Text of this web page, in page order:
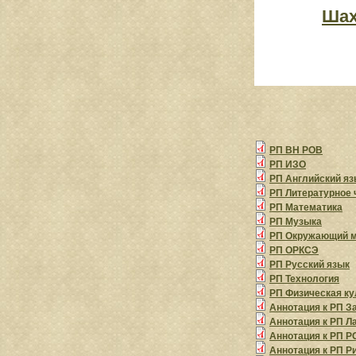
РП ВН РОВ
РП ИЗО
РП Английский
РП Литературное
РП Математика
РП Музыка
РП Окружающий
РП ОРКСЭ
РП Русский язык
РП Технология
РП Физическая
Аннотация к РП
Аннотация к РП
Аннотация к РП
Аннотация к РП